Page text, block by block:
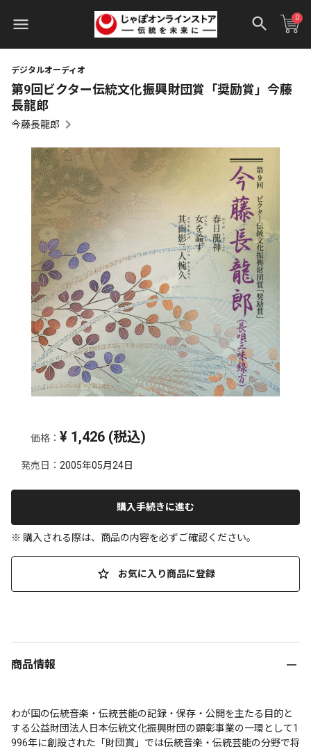
0
デジタルオーディオ
第9回ビクター伝統文化振興財団賞「奨励賞」今藤
長龍郎
今藤長龍郎
価格： ¥ 1,426 (税込)
発売日： 2005年05月24日
購入手続きに進む
※ 購入される際は、商品の内容を必ずご確認ください。
お気に入り商品に登録
商品情報
わが国の伝統音楽・伝統芸能の記録・保存・公開を主たる目的と
する公益財団法人日本伝統文化振興財団の顕彰事業の一環として1
996年に創設された「財団賞」では伝統音楽・伝統芸能の分野で将